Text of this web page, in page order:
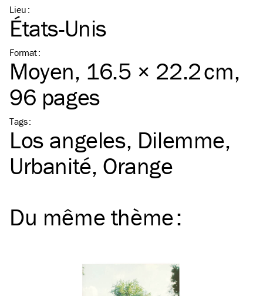
Lieu :
États-Unis
Format:
Moyen, 16.5 × 22.2 cm,
96 pages
Tags:
Los angeles Dilemme
Urbanité Orange
Du même thème: